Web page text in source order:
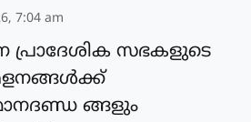
7:04 am
പ്രാദേശിക സഭകളുടെ
ങ്ങളും